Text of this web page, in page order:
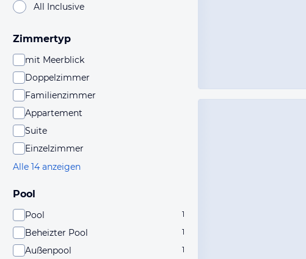
All Inclusive
Zimmertyp
mit Meerblick
Doppelzimmer
Familienzimmer
Appartement
Suite
Einzelzimmer
Alle 14 anzeigen
Pool
Pool 1
Beheizter Pool 1
Außenpool 1